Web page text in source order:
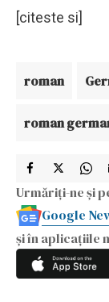
[citeste si]
roman
roman
Urmăriți-ne și
Google
și în aplicațiile